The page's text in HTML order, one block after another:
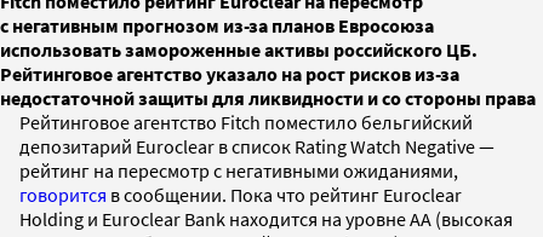
с негативным прогнозом из-за планов Евросоюза
использовать замороженные активы российского ЦБ.
Рейтинговое агентство указало на рост рисков из-за
недостаточной защиты для ликвидности и со стороны права
Рейтинговое агентство Fitch поместило бельгийский
депозитарий Euroclear в список Rating Watch Negative —
рейтинг на пересмотр с негативными ожиданиями,
говорится в сообщении. Пока что рейтинг Euroclear
Holding и Euroclear Bank находится на уровне АА (высокая